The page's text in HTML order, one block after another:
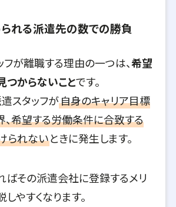
れる派遣先の数での勝負
が離職する理由の一つは、希望
つからないことです。
スタッフが自身のキャリア目標
、希望する労働条件に合致する
られないときに発生します。
ばその派遣会社に登録するメリ
しやすくなります。